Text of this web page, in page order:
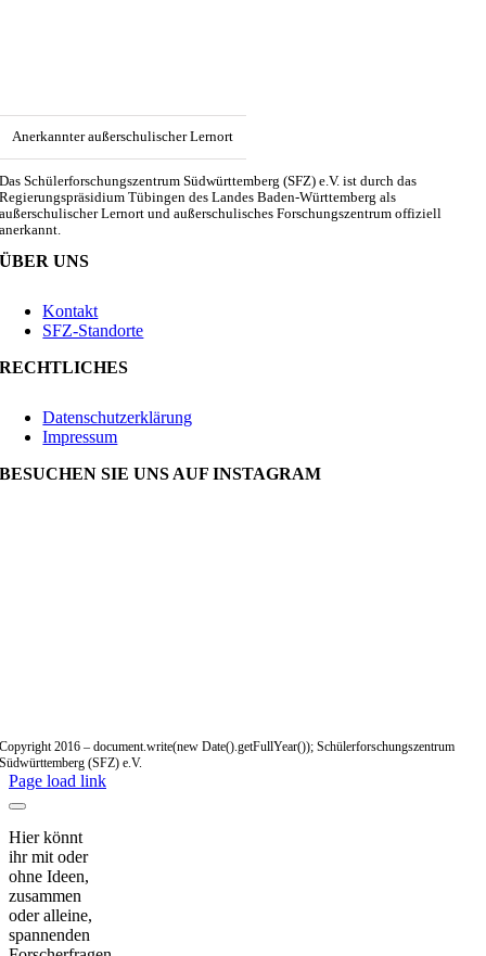
Anerkannter außerschulischer Lernort
Das Schülerforschungszentrum Südwürttemberg (SFZ) e.V. ist durch das
Regierungspräsidium Tübingen des Landes Baden-Württemberg als
außerschulischer Lernort und außerschulisches Forschungszentrum offiziell
anerkannt.
ÜBER UNS
Kontakt
SFZ-Standorte
RECHTLICHES
Datenschutzerklärung
Impressum
BESUCHEN SIE UNS AUF INSTAGRAM
Copyright 2016 – document.write(new Date().getFullYear()); Schülerforschungszentrum
Südwürttemberg (SFZ) e.V.
Page load link
Hier könnt
ihr mit oder
ohne Ideen,
zusammen
oder alleine,
spannenden